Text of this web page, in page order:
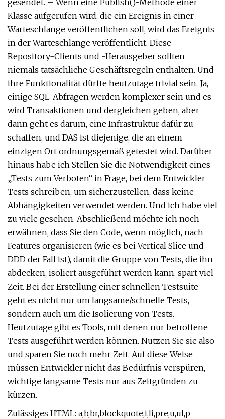
gesendet. – Wenn eine Publish()-Methode einer
Klasse aufgerufen wird, die ein Ereignis in einer
Warteschlange veröffentlichen soll, wird das Ereignis
in der Warteschlange veröffentlicht. Diese
Repository-Clients und -Herausgeber sollten
niemals tatsächliche Geschäftsregeln enthalten. Und
ihre Funktionalität dürfte heutzutage trivial sein. Ja,
einige SQL-Abfragen werden komplexer sein und es
wird Transaktionen und dergleichen geben, aber
dann geht es darum, eine Infrastruktur dafür zu
schaffen, und DAS ist diejenige, die an einem
einzigen Ort ordnungsgemäß getestet wird. Darüber
hinaus habe ich Stellen Sie die Notwendigkeit eines
„Tests zum Verboten“ in Frage, bei dem Entwickler
Tests schreiben, um sicherzustellen, dass keine
Abhängigkeiten verwendet werden. Und ich habe viel
zu viele gesehen. Abschließend möchte ich noch
erwähnen, dass Sie den Code, wenn möglich, nach
Features organisieren (wie es bei Vertical Slice und
DDD der Fall ist), damit die Gruppe von Tests, die ihn
abdecken, isoliert ausgeführt werden kann. spart viel
Zeit. Bei der Erstellung einer schnellen Testsuite
geht es nicht nur um langsame/schnelle Tests,
sondern auch um die Isolierung von Tests.
Heutzutage gibt es Tools, mit denen nur betroffene
Tests ausgeführt werden können. Nutzen Sie sie also
und sparen Sie noch mehr Zeit. Auf diese Weise
müssen Entwickler nicht das Bedürfnis verspüren,
wichtige langsame Tests nur aus Zeitgründen zu
kürzen.
Zulässiges HTML: a,b,br,blockquote,i,li,pre,u,ul,p